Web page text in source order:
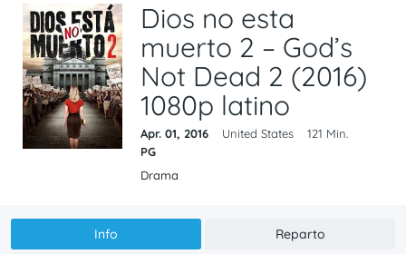
Dios no esta
muerto 2 – God’s
Not Dead 2 (2016)
1080p latino
Apr. 01, 2016 United States
121 Min.
PG
Drama
Info Reparto